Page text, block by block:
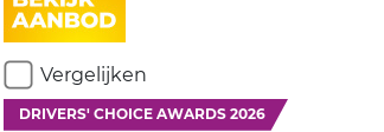
Vergelijken
DRIVERS' CHOICE AWARDS 2026